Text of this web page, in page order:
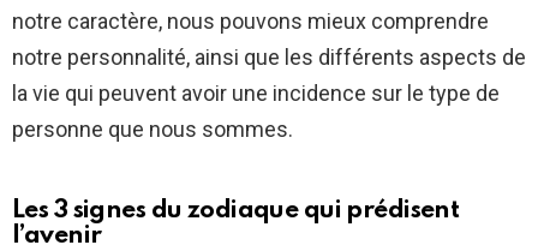
notre caractère, nous pouvons mieux comprendre
notre personnalité, ainsi que les différents aspects de
la vie qui peuvent avoir une incidence sur le type de
personne que nous sommes.
Les 3 signes du zodiaque qui prédisent
l’avenir